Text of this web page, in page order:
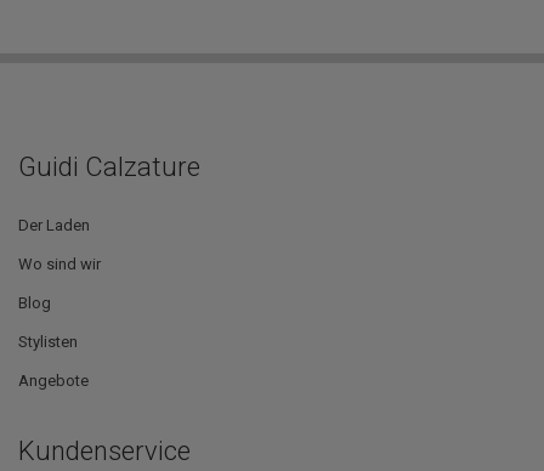
Guidi Calzature
Der Laden
Wo sind wir
Blog
Stylisten
Angebote
Kundenservice